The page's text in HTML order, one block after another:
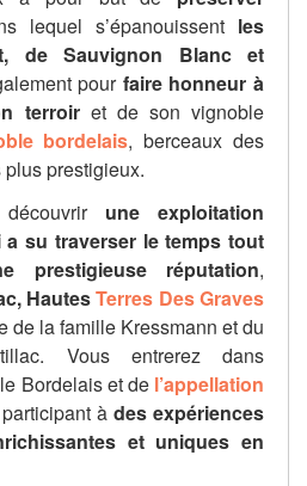
lequel s’épanouissent les
de Sauvignon Blanc et
pour faire honneur à
terroir et de son vignoble
bordelais, berceaux des
prestigieux.
une exploitation
su traverser le temps tout
prestigieuse réputation,
HautesTerres Des Graves
de la famille Kressmann et du
Vous entrerez dans
Bordelais et de l’appellation
à des expériences
et uniques en